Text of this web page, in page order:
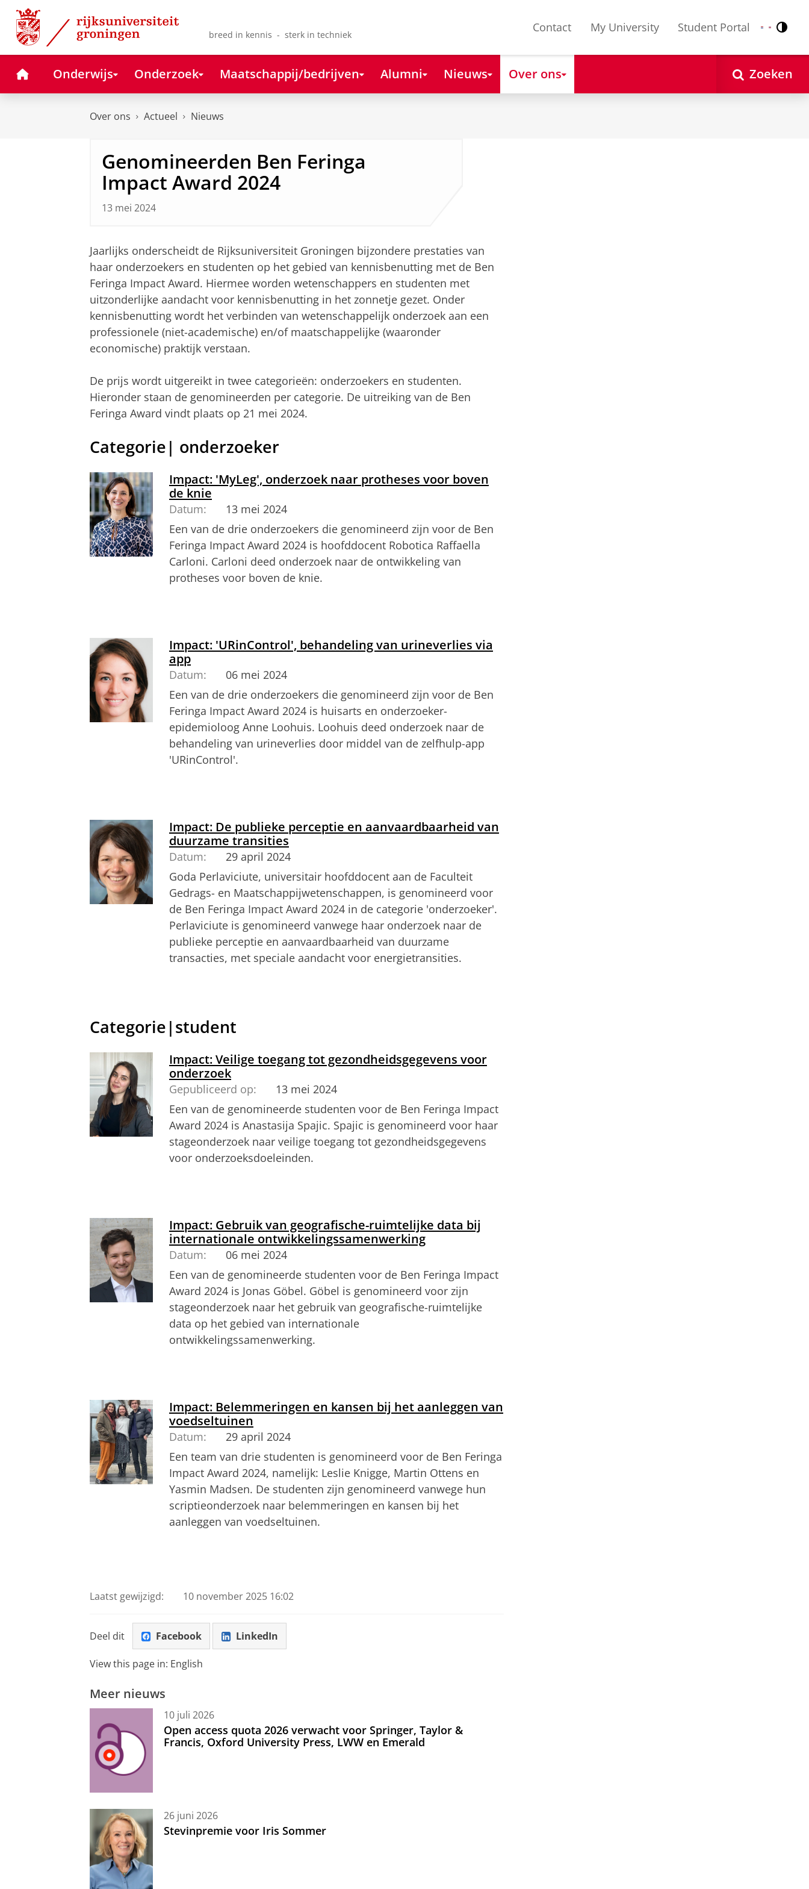
Skip
Content
Skip
Navigation
breed in kennis - sterk in techniek
Contact My University Student Portal Nederlands
English
HomeOnderwijs Onderzoek Maatschappij/bedrijven Alumni Nieuws Over ons Zoeken
Over ons Actueel Nieuws
Genomineerden Ben Feringa
Impact Award 2024
13 mei 2024
Jaarlijks onderscheidt de Rijksuniversiteit Groningen bijzondere prestaties van
haar onderzoekers en studenten op het gebied van kennisbenutting met de Ben
Feringa Impact Award. Hiermee worden wetenschappers en studenten met
uitzonderlijke aandacht voor kennisbenutting in het zonnetje gezet. Onder
kennisbenutting wordt het verbinden van wetenschappelijk onderzoek aan een
professionele (niet-academische) en/of maatschappelijke (waaronder
economische) praktijk verstaan.
De prijs wordt uitgereikt in twee categorieën: onderzoekers en studenten.
Hieronder staan de genomineerden per categorie. De uitreiking van de Ben
Feringa Award vindt plaats op 21 mei 2024.
Categorie| onderzoeker
Impact: 'MyLeg', onderzoek naar protheses voor boven
de knie
Datum:
13 mei 2024
Een van de drie onderzoekers die genomineerd zijn voor de Ben
Feringa Impact Award 2024 is hoofddocent Robotica Raffaella
Carloni. Carloni deed onderzoek naar de ontwikkeling van
protheses voor boven de knie.
Impact: 'URinControl', behandeling van urineverlies via
app
Datum:
06 mei 2024
Een van de drie onderzoekers die genomineerd zijn voor de Ben
Feringa Impact Award 2024 is huisarts en onderzoeker-
epidemioloog Anne Loohuis. Loohuis deed onderzoek naar de
behandeling van urineverlies door middel van de zelfhulp-app
'URinControl'.
Impact: De publieke perceptie en aanvaardbaarheid van
duurzame transities
Datum:
29 april 2024
Goda Perlaviciute, universitair hoofddocent aan de Faculteit
Gedrags- en Maatschappijwetenschappen, is genomineerd voor
de Ben Feringa Impact Award 2024 in de categorie 'onderzoeker'.
Perlaviciute is genomineerd vanwege haar onderzoek naar de
publieke perceptie en aanvaardbaarheid van duurzame
transacties, met speciale aandacht voor energietransities.
Categorie|student
Impact: Veilige toegang tot gezondheidsgegevens voor
onderzoek
Gepubliceerd op:
13 mei 2024
Een van de genomineerde studenten voor de Ben Feringa Impact
Award 2024 is Anastasija Spajic. Spajic is genomineerd voor haar
stageonderzoek naar veilige toegang tot gezondheidsgegevens
voor onderzoeksdoeleinden.
Impact: Gebruik van geografische-ruimtelijke data bij
internationale ontwikkelingssamenwerking
Datum:
06 mei 2024
Een van de genomineerde studenten voor de Ben Feringa Impact
Award 2024 is Jonas Göbel. Göbel is genomineerd voor zijn
stageonderzoek naar het gebruik van geografische-ruimtelijke
data op het gebied van internationale
ontwikkelingssamenwerking.
Impact: Belemmeringen en kansen bij het aanleggen van
voedseltuinen
Datum:
29 april 2024
Een team van drie studenten is genomineerd voor de Ben Feringa
Impact Award 2024, namelijk: Leslie Knigge, Martin Ottens en
Yasmin Madsen. De studenten zijn genomineerd vanwege hun
scriptieonderzoek naar belemmeringen en kansen bij het
aanleggen van voedseltuinen.
Laatst gewijzigd: 10 november 2025 16:02
Deel dit Facebook LinkedIn
View this page in: English
Meer nieuws
10 juli 2026
Open access quota 2026 verwacht voor Springer, Taylor &
Francis, Oxford University Press, LWW en Emerald
26 juni 2026
Stevinpremie voor Iris Sommer